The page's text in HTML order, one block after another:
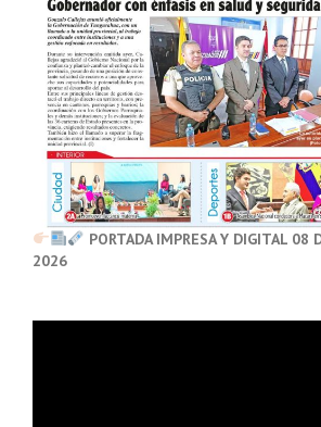
PORTADA IMPRESA Y DIGITAL 08
2026